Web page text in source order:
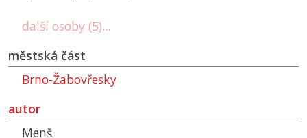
další osoby (5)...
městská část
Brno-Žabovřesky
autor
Menš